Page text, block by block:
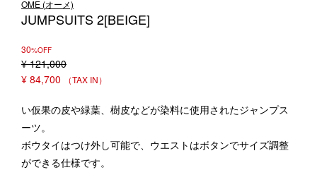
OME (オーメ)
JUMPSUITS 2[BEIGE]
30%OFF
¥ 121,000
¥ 84,700
い仮果の皮や緑葉、樹皮などが染料に使用されたジャンプス
ーツ。
ボウタイはつけ外し可能で、ウエストはボタンでサイズ調整
ができる仕様です。